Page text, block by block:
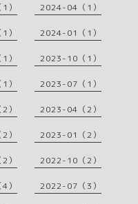
） 2024-04（1）
） 2024-01（1）
） 2023-10（1）
） 2023-07（1）
） 2023-04（2）
） 2023-01（2）
） 2022-10（2）
） 2022-07（3）